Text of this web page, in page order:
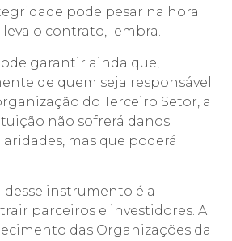
pode pesar na hora
o contrato, lembra.
garantir ainda que,
de quem seja responsável
do Terceiro Setor, a
não sofrerá danos
mas que poderá
instrumento é a
parceiros e investidores. A
das Organizações da